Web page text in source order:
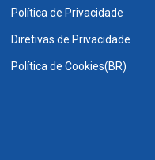
Política de Privacidade
Diretivas de Privacidade
Política de Cookies(BR)